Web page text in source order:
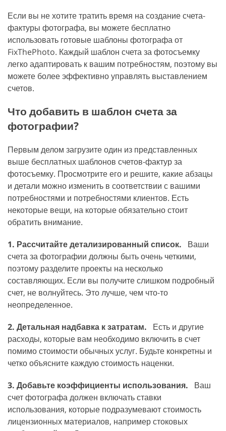
Если вы не хотите тратить время на создание счета-
фактуры фотографа, вы можете бесплатно
использовать готовые шаблоны фотографа от
FixThePhoto. Каждый шаблон счета за фотосъемку
легко адаптировать к вашим потребностям, поэтому вы
можете более эффективно управлять выставлением
счетов.
Что добавить в шаблон счета за
фотографии?
Первым делом загрузите один из представленных
выше бесплатных шаблонов счетов-фактур за
фотосъемку. Просмотрите его и решите, какие абзацы
и детали можно изменить в соответствии с вашими
потребностями и потребностями клиентов. Есть
некоторые вещи, на которые обязательно стоит
обратить внимание.
1. Рассчитайте детализированный список. Ваши
счета за фотографии должны быть очень четкими,
поэтому разделите проекты на несколько
составляющих. Если вы получите слишком подробный
счет, не волнуйтесь. Это лучше, чем что-то
неопределенное.
2. Детальная надбавка к затратам. Есть и другие
расходы, которые вам необходимо включить в счет
помимо стоимости обычных услуг. Будьте конкретны и
четко объясните каждую стоимость наценки.
3. Добавьте коэффициенты использования. Ваш
счет фотографа должен включать ставки
использования, которые подразумевают стоимость
лицензионных материалов, например стоковых